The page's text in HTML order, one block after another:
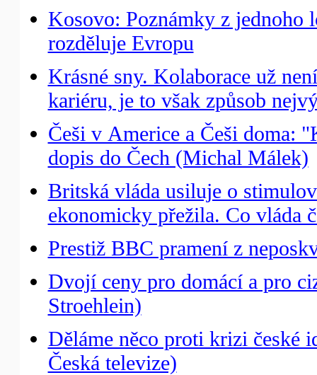
Kosovo: Poznámky z jednoho
rozděluje Evropu
Krásné sny. Kolaborace už
kariéru, je to však způsob
Češi v Americe a Češi doma:
dopis do Čech (Michal Málek)
Britská vláda usiluje o
ekonomicky přežila. Co vláda
Prestiž BBC pramení z
Dvojí ceny pro domácí a pro
Stroehlein)
Děláme něco proti krizi české
Česká televize)